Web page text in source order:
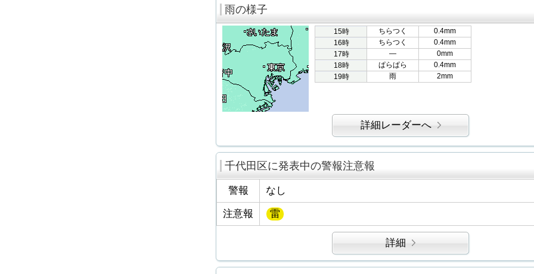
雨の様子
15時 ちらつく
0.4mm
16時
ちらつく
0.4mm
17時
―
0mm
18時
ぱらぱら
0.4mm
19時
雨 2mm
詳細レーダーへ
千代田区に発表中の警報注意報
警報 なし
注意報 雷
詳細